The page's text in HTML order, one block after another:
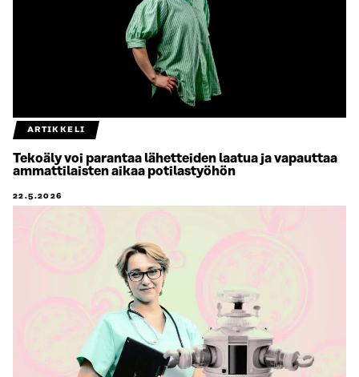
ARTIKKELI
Tekoäly voi parantaa lähetteiden laatua ja vapauttaa
ammattilaisten aikaa potilastyöhön
22.5.2026